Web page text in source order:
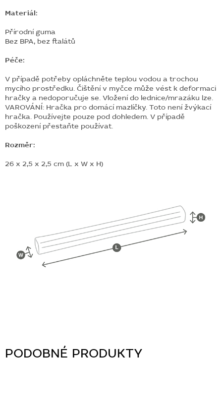
Materiál:
Přírodní guma
Bez BPA, bez ftalátů
Péče:
V případě potřeby opláchněte teplou vodou a trochou
mycího prostředku. Čištění v myčce může vést k deformaci
hračky a nedoporučuje se. Vložení do lednice/mrazáku lze.
VAROVÁNÍ: Hračka pro domácí mazlíčky. Toto není žvýkací
hračka. Používejte pouze pod dohledem. V případě
poškození přestaňte používat.
Rozměr:
26 x 2,5 x 2,5 cm (L x W x H)